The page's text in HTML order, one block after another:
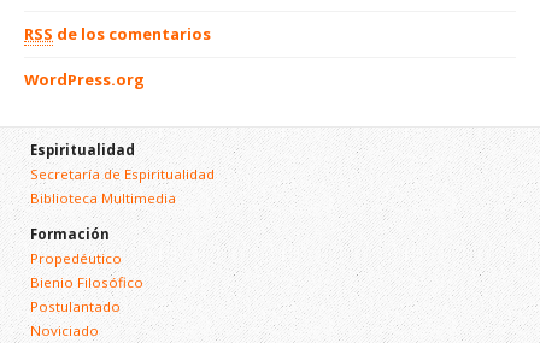
RSS de los comentarios
WordPress.org
Espiritualidad
Secretaría de Espiritualidad
Biblioteca Multimedia
Formación
Propedéutico
Bienio Filosófico
Postulantado
Noviciado